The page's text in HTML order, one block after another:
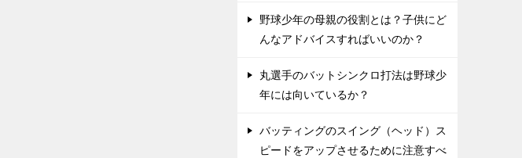
野球少年の母親の役割とは？子供にど
んなアドバイスすればいいのか？
丸選手のバットシンクロ打法は野球少
年には向いているか？
バッティングのスイング（ヘッド）ス
ピードをアップさせるために注意すべ